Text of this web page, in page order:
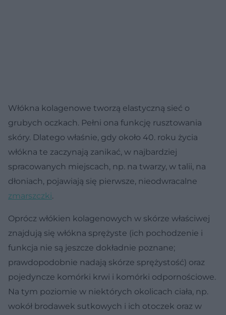
Włókna kolagenowe tworzą elastyczną sieć o
grubych oczkach. Pełni ona funkcję rusztowania
skóry. Dlatego właśnie, gdy około 40. roku życia
włókna te zaczynają zanikać, w najbardziej
spracowanych miejscach, np. na twarzy, w talii, na
dłoniach, pojawiają się pierwsze, nieodwracalne
zmarszczki.
Oprócz włókien kolagenowych w skórze właściwej
znajdują się włókna sprężyste (ich pochodzenie i
funkcja nie są jeszcze dokładnie poznane;
prawdopodobnie nadają skórze sprężystość) oraz
pojedyncze komórki krwi i komórki odpornościowe.
Na tym poziomie w niektórych okolicach ciała, np.
wokół brodawek sutkowych i ich otoczek oraz w